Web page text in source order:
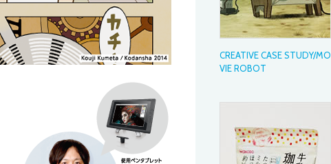
CREATIVE CASE STUDY/MO
VIE ROBOT